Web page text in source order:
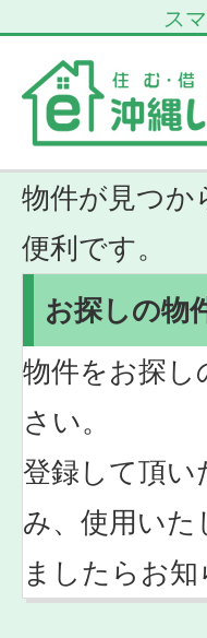
ス
物件が見つか
便利です。
お探しの物
物件をお探し
さい。
登録して頂い
み、使用い
ましたらお